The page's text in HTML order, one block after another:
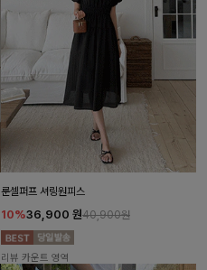
룬셀퍼프 셔링원피스
10%36,900 원40,900원
리뷰 카운트 영역